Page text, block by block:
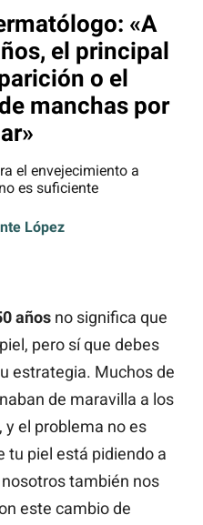
«A
el principal
o el
manchas por
el envejecimiento a
es suficiente
López
años no significa que
pero sí que debes
estrategia. Muchos de
de maravilla a los
y el problema no es
tu piel está pidiendo a
también nos
este cambio de